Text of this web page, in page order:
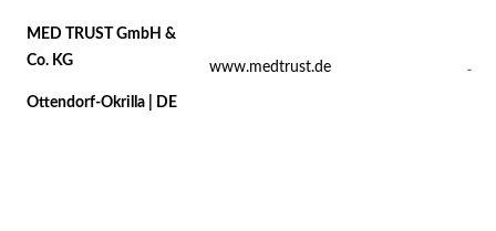
MED TRUST GmbH &
Co. KG
Ottendorf-Okrilla | DE
www.medtrust.de